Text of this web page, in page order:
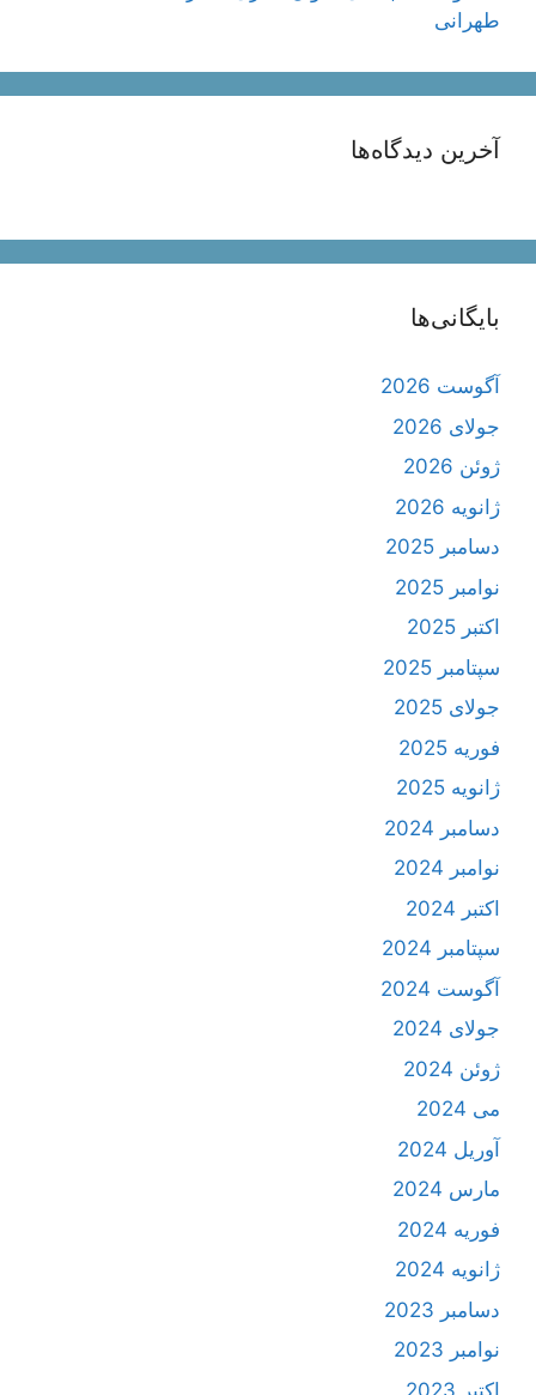
طهرانی
آخرین دیدگاه‌ها
بایگانی‌ها
آگوست 2026
جولای 2026
ژوئن 2026
ژانویه 2026
دسامبر 2025
نوامبر 2025
اکتبر 2025
سپتامبر 2025
جولای 2025
فوریه 2025
ژانویه 2025
دسامبر 2024
نوامبر 2024
اکتبر 2024
سپتامبر 2024
آگوست 2024
جولای 2024
ژوئن 2024
می 2024
آوریل 2024
مارس 2024
فوریه 2024
ژانویه 2024
دسامبر 2023
نوامبر 2023
اکتبر 2023